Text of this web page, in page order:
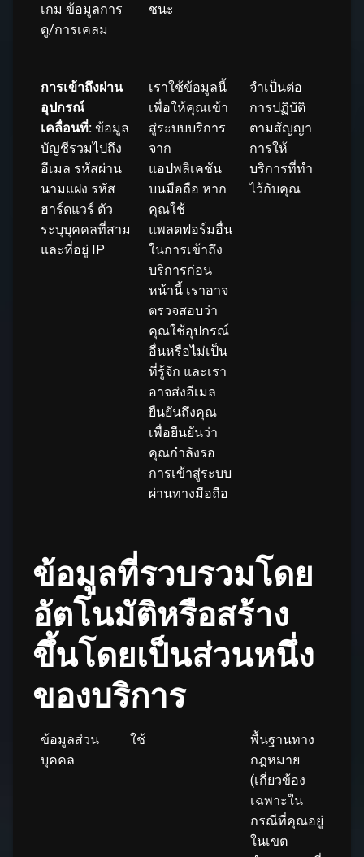
เกม ข้อมูลการ
ดู/การเคลม
ชนะ
การเข้าถึงผ่าน
อุปกรณ์
เคลื่อนที่: ข้อมูล
บัญชีรวมไปถึง
อีเมล รหัสผ่าน
นามแฝง รหัส
ฮาร์ดแวร์ ตัว
ระบุบุคคลที่สาม
และที่อยู่ IP
เราใช้ข้อมูลนี้
เพื่อให้คุณเข้า
สู่ระบบบริการ
จาก
แอปพลิเคชัน
บนมือถือ หาก
คุณใช้
แพลตฟอร์มอื่น
ในการเข้าถึง
บริการก่อน
หน้านี้ เราอาจ
ตรวจสอบว่า
คุณใช้อุปกรณ์
อื่นหรือไม่เป็น
ที่รู้จัก และเรา
อาจส่งอีเมล
ยืนยันถึงคุณ
เพื่อยืนยันว่า
คุณกำลังรอ
การเข้าสู่ระบบ
ผ่านทางมือถือ
จำเป็นต่อ
การปฏิบัติ
ตามสัญญา
การให้
บริการที่ทำ
ไว้กับคุณ
ข้อมูลที่รวบรวมโดย
อัตโนมัติหรือสร้าง
ขึ้นโดยเป็นส่วนหนึ่ง
ของบริการ
ข้อมูลส่วน
บุคคล
ใช้
พื้นฐานทาง
กฎหมาย
(เกี่ยวข้อง
เฉพาะใน
กรณีที่คุณอยู่
ในเขต